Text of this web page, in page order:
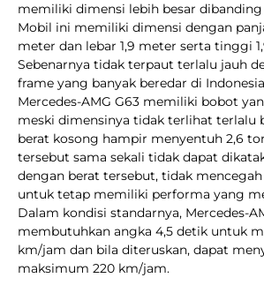
memiliki dimensi lebih besar
Mobil ini memiliki dimensi dengan
meter dan lebar 1,9 meter serta tinggi
Sebenarnya tidak terpaut terlalu jauh
frame yang banyak beredar di
Mercedes-AMG G63 memiliki bobot
meski dimensinya tidak terlihat terlalu
berat kosong hampir menyentuh 2,6
tersebut sama sekali tidak dapat
dengan berat tersebut, tidak
untuk tetap memiliki performa yang
Dalam kondisi standarnya, Mercedes-
membutuhkan angka 4,5 detik untuk
km/jam dan bila diteruskan, dapat
maksimum 220 km/jam.